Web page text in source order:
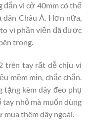
đắn vì cỡ 40mm có thể
Châu Á. Hơn nữa,
vì phần viền đã được
trong.
trên tay rất dễ chịu vì
mềm mịn, chắc chắn.
tặng kèm dây đeo phụ
tay nhỏ mà muốn dùng
mua thêm dây ngoài.